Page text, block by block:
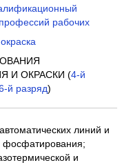
рабочих
И ОКРАСКИ (4-й
й разряд)
линий и
фосфатирования;
и